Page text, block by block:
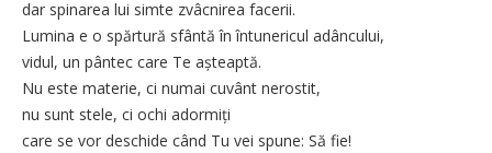
dar spinarea lui simte zvâcnirea facerii.
Lumina e o spărtură sfântă în întunericul adâncului,
vidul, un pântec care Te așteaptă.
Nu este materie, ci numai cuvânt nerostit,
nu sunt stele, ci ochi adormiți
care se vor deschide când Tu vei spune: Să fie!